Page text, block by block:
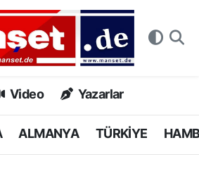
Video Yazarlar
ALMANYA TÜRKİYE